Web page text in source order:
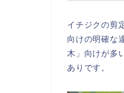
イチジクの剪
向けの明確な
木」向けが多
ありです。